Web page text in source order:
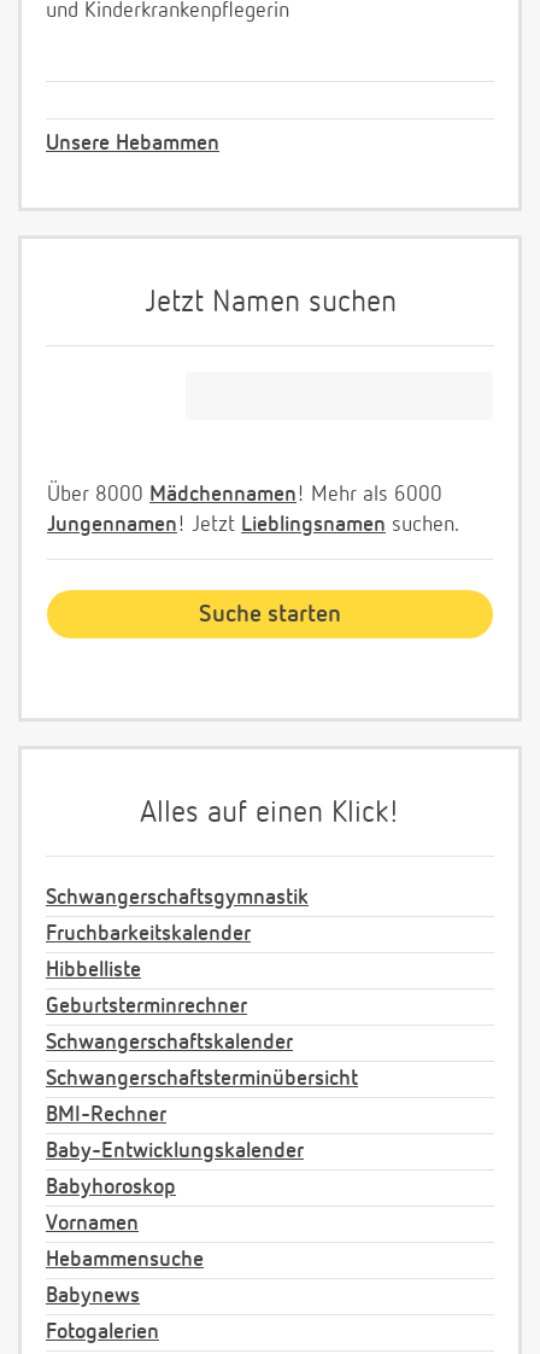
und Kinderkrankenpflegerin
Unsere Hebammen
Jetzt Namen suchen
Über 8000 Mädchennamen! Mehr als 6000
Jungennamen! Jetzt Lieblingsnamen suchen.
Alles auf einen Klick!
Schwangerschaftsgymnastik
Fruchbarkeitskalender
Hibbelliste
Geburtsterminrechner
Schwangerschaftskalender
Schwangerschaftsterminübersicht
BMI-Rechner
Baby-Entwicklungskalender
Babyhoroskop
Vornamen
Hebammensuche
Babynews
Fotogalerien